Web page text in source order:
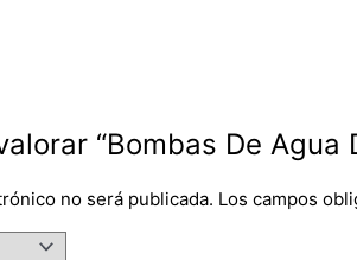
“Bombas De
no será publicada. Los campos